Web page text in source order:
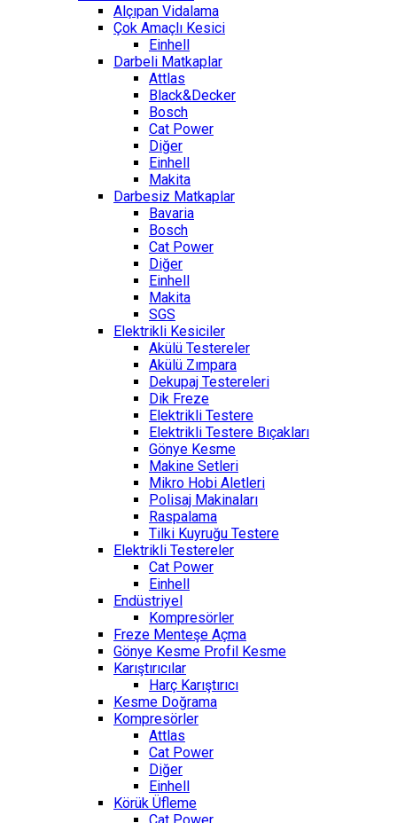
Alçıpan Vidalama
Çok Amaçlı Kesici
Einhell
Darbeli Matkaplar
Attlas
Black&Decker
Bosch
Cat Power
Diğer
Einhell
Makita
Darbesiz Matkaplar
Bavaria
Bosch
Cat Power
Diğer
Einhell
Makita
SGS
Elektrikli Kesiciler
Akülü Testereler
Akülü Zımpara
Dekupaj Testereleri
Dik Freze
Elektrikli Testere
Elektrikli Testere Bıçakları
Gönye Kesme
Makine Setleri
Mikro Hobi Aletleri
Polisaj Makinaları
Raspalama
Tilki Kuyruğu Testere
Elektrikli Testereler
Cat Power
Einhell
Endüstriyel
Kompresörler
Freze Menteşe Açma
Gönye Kesme Profil Kesme
Karıştırıcılar
Harç Karıştırıcı
Kesme Doğrama
Kompresörler
Attlas
Cat Power
Diğer
Einhell
Körük Üfleme